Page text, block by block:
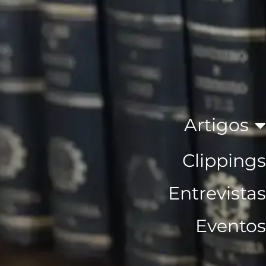
Artigos
Clippings
Entrevistas
Eventos